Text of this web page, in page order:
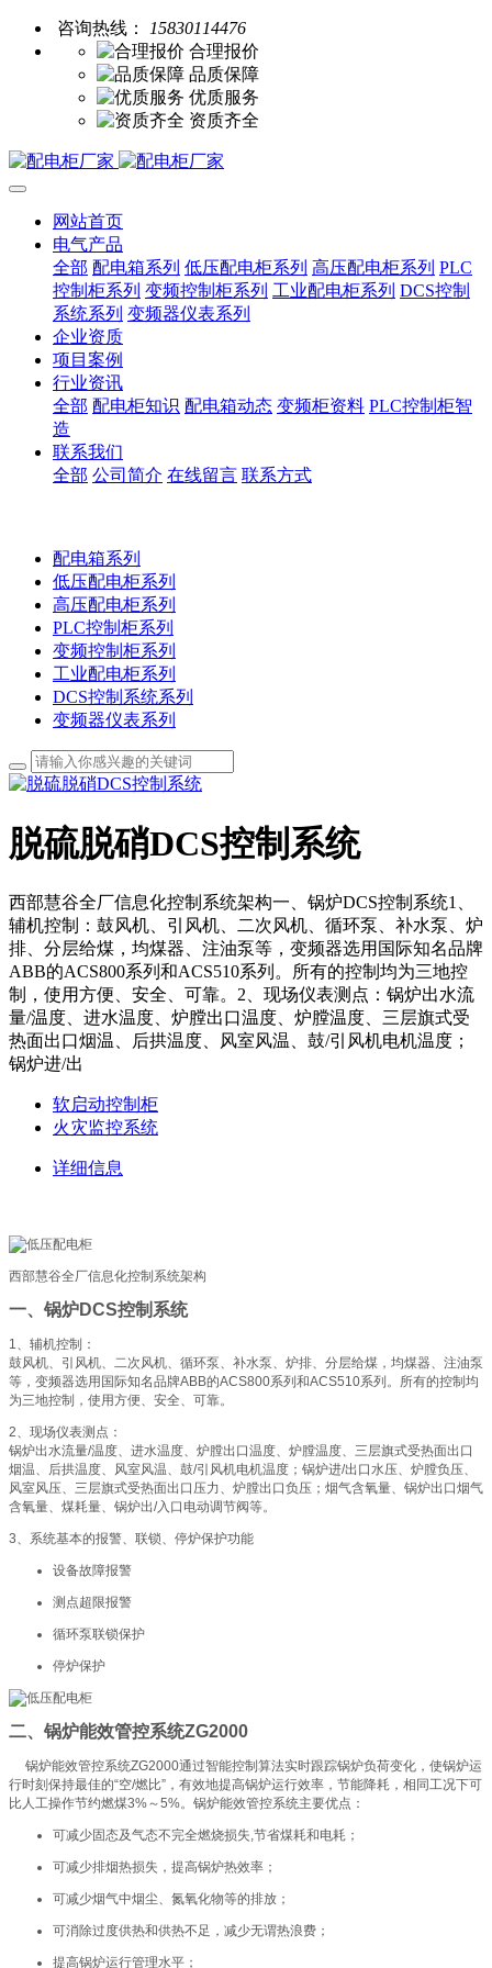
咨询热线：
15830114476
合理报价
品质保障
优质服务
资质齐全
网站首页
电气产品
全部 配电箱系列 低压配电柜系列 高压配电柜系列 PLC
控制柜系列 变频控制柜系列 工业配电柜系列 DCS控制
系统系列 变频器仪表系列
企业资质
项目案例
行业资讯
全部 配电柜知识 配电箱动态 变频柜资料 PLC控制柜智
造
联系我们
全部 公司简介 在线留言 联系方式
配电箱系列
低压配电柜系列
高压配电柜系列
PLC控制柜系列
变频控制柜系列
工业配电柜系列
DCS控制系统系列
变频器仪表系列
脱硫脱硝DCS控制系统
西部慧谷全厂信息化控制系统架构一、锅炉DCS控制系统1、
辅机控制：鼓风机、引风机、二次风机、循环泵、补水泵、炉
排、分层给煤，均煤器、注油泵等，变频器选用国际知名品牌
ABB的ACS800系列和ACS510系列。所有的控制均为三地控
制，使用方便、安全、可靠。2、现场仪表测点：锅炉出水流
量/温度、进水温度、炉膛出口温度、炉膛温度、三层旗式受
热面出口烟温、后拱温度、风室风温、鼓/引风机电机温度；
锅炉进/出
软启动控制柜
火灾监控系统
详细信息
西部慧谷全厂信息化控制系统架构
一、锅炉DCS控制系统
1、辅机控制：
鼓风机、引风机、二次风机、循环泵、补水泵、炉排、分层给煤，均煤器、注油泵
等，变频器选用国际知名品牌ABB的ACS800系列和ACS510系列。所有的控制均
为三地控制，使用方便、安全、可靠。
2、现场仪表测点：
锅炉出水流量/温度、进水温度、炉膛出口温度、炉膛温度、三层旗式受热面出口
烟温、后拱温度、风室风温、鼓/引风机电机温度；锅炉进/出口水压、炉膛负压、
风室风压、三层旗式受热面出口压力、炉膛出口负压；烟气含氧量、锅炉出口烟气
含氧量、煤耗量、锅炉出/入口电动调节阀等。
3、系统基本的报警、联锁、停炉保护功能
设备故障报警
测点超限报警
循环泵联锁保护
停炉保护
二、锅炉能效管控系统ZG2000
锅炉能效管控系统ZG2000通过智能控制算法实时跟踪锅炉负荷变化，使锅炉运
行时刻保持最佳的“空/燃比”，有效地提高锅炉运行效率，节能降耗，相同工况下可
比人工操作节约燃煤3%～5%。锅炉能效管控系统主要优点：
可减少固态及气态不完全燃烧损失,节省煤耗和电耗；
可减少排烟热损失，提高锅炉热效率；
可减少烟气中烟尘、氮氧化物等的排放；
可消除过度供热和供热不足，减少无谓热浪费；
提高锅炉运行管理水平；